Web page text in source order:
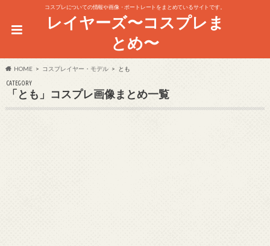
コスプレについての情報や画像・ポートレートをまとめているサイトです。
レイヤーズ〜コスプレま
とめ〜
HOME コスプレイヤー・モデル とも
CATEGORY
「とも」コスプレ画像まとめ一覧